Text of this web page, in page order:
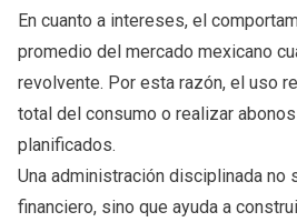
En cuanto a intereses, el
promedio del mercado mexicano
revolvente. Por esta razón, el uso
total del consumo o realizar
planificados.
Una administración disciplinada no
financiero, sino que ayuda a